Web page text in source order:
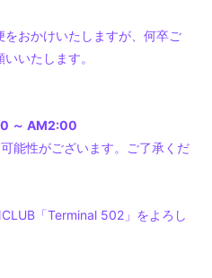
おかけいたしますが、何卒ご
いたします。
～ AM2:00
能性がございます。ご了承くだ
「Terminal 502」をよろし